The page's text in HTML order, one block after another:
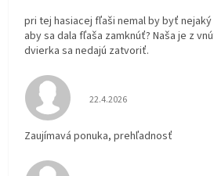
pri tej hasiacej fľaši nemal by byť
aby sa dala fľaša zamknúť? Naša je z
dvierka sa nedajú zatvoriť.
Hodnotenie obchodu je 5 z
22.4.2026
Zaujímavá ponuka, prehľadnosť